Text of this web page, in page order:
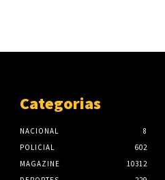
Categorias
NACIONAL
8
POLICIAL
602
MAGAZINE
10312